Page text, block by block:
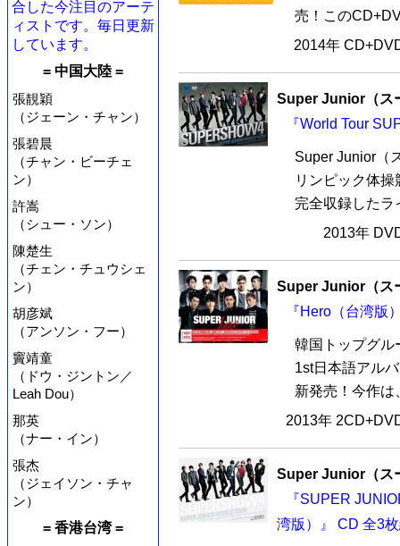
合した今注目のアーテ
ィストです。毎日更新
しています。
= 中国大陸 =
張靚穎
（ジェーン・チャン）
張碧晨
（チャン・ビーチェ
ン）
許嵩
（シュー・ソン）
陳楚生
（チェン・チュウシェ
ン）
胡彦斌
（アンソン・フー）
竇靖童
（ドウ・ジントン／
Leah Dou）
那英
（ナー・イン）
張杰
（ジェイソン・チャ
ン）
= 香港台湾 =
売！この
2014年
Super Junior（ス
『World Tour
Super Junior（
リンピック体
完全収録したラ
2013年
Super Junior（ス
『Hero（台湾版
韓国トップグ
1st日本語アル
新発売！今作は
2013年
Super Junior（ス
『SUPER
湾版）』 CD 全3